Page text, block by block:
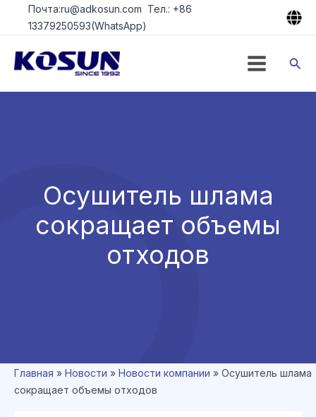
ПерейтиПочта:ru@adkosun.com Тел.: +86
13379250593(WhatsApp)
Осушитель шлама
сокращает объемы
отходов
Главная » Новости » Новости компании » Осушитель шлама
сокращает объемы отходов